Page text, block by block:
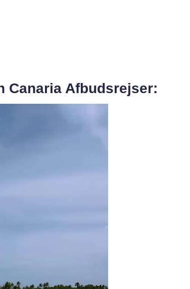
Canaria Afbudsrejser: